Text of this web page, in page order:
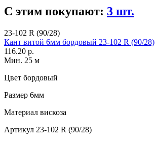
С этим покупают: 3 шт.
23-102 R (90/28)
Кант витой 6мм бордовый 23-102 R (90/28)
116.20 р.
Мин. 25 м
Цвет бордовый
Размер 6мм
Материал вискоза
Артикул 23-102 R (90/28)